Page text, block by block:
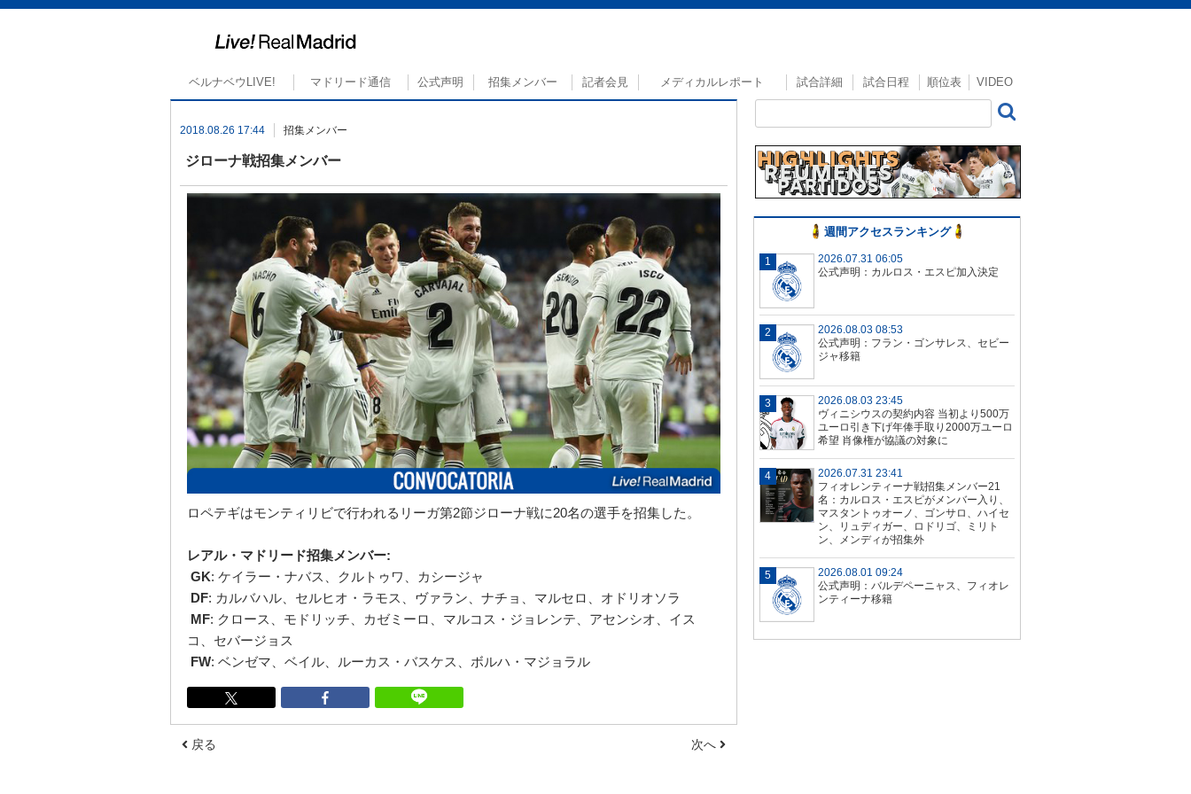
ベルナベウLIVE! マドリード通信 公式声明 招集メンバー 記者会見 メディカルレポート 試合詳細 試合日程 順位表 VIDEO
2018.08.26 17:44 招集メンバー
ジローナ戦招集メンバー
ロペテギはモンティリビで行われるリーガ第2節ジローナ戦に20名の選手を招集した。
レアル・マドリード招集メンバー:
GK: ケイラー・ナバス、クルトゥワ、カシージャ
DF: カルバハル、セルヒオ・ラモス、ヴァラン、ナチョ、マルセロ、オドリオソラ
MF: クロース、モドリッチ、カゼミーロ、マルコス・ジョレンテ、アセンシオ、イス
コ、セバージョス
FW: ベンゼマ、ベイル、ルーカス・バスケス、ボルハ・マジョラル
戻る 次へ
週間アクセスランキング
2026.07.31 06:05
公式声明：カルロス・エスピ加入決定
2026.08.03 08:53
公式声明：フラン・ゴンサレス、セビー
ジャ移籍
2026.08.03 23:45
ヴィニシウスの契約内容 当初より500万
ユーロ引き下げ年俸手取り2000万ユーロ
希望 肖像権が協議の対象に
2026.07.31 23:41
フィオレンティーナ戦招集メンバー21
名：カルロス・エスピがメンバー入り、
マスタントゥオーノ、ゴンサロ、ハイセ
ン、リュディガー、ロドリゴ、ミリト
ン、メンディが招集外
2026.08.01 09:24
公式声明：バルデペーニャス、フィオレ
ンティーナ移籍